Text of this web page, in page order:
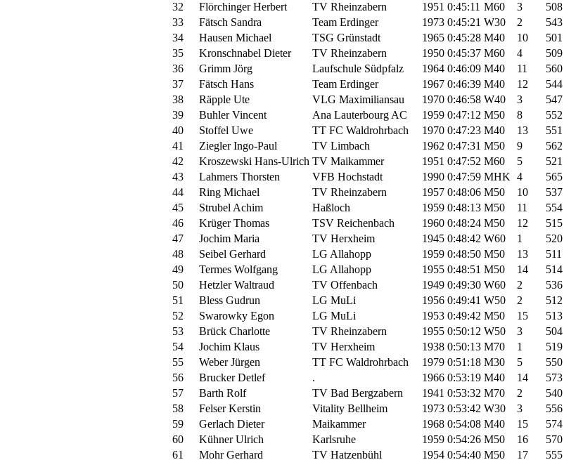
32
Flörchinger Herbert TV Rheinzabern 1951 0:45:11 M60 3
508
33
Fätsch Sandra Team Erdinger 1973 0:45:21 W30 2
543
34
Hausen Michael TSG Grünstadt 1965 0:45:28 M40 10
501
35
Kronschnabel Dieter TV Rheinzabern 1950 0:45:37 M60 4
509
36
Grimm Jörg Laufschule Südpfalz 1964 0:46:09 M40 11
560
37
Fätsch Hans Team Erdinger 1967 0:46:39 M40 12
544
38
Räpple Ute VLG Maximiliansau 1970 0:46:58 W40 3
547
39
Buhler Vincent Ana Lauterbourg AC 1959 0:47:12 M50 8
552
40
Stoffel Uwe TT FC Waldrohrbach 1970 0:47:23 M40 13
551
41
Ziegler Ingo-Paul TV Limbach 1962 0:47:31 M50 9
562
42
Kroszewski Hans-Ulrich TV Maikammer 1951 0:47:52 M60 5
521
43
Lahmers Thorsten VFB Hochstadt 1990 0:47:59 MHK 4
565
44
Ring Michael TV Rheinzabern 1957 0:48:06 M50 10
537
45
Strubel Achim Haßloch 1959 0:48:13 M50 11
554
46
Krüger Thomas TSV Reichenbach 1960 0:48:24 M50 12
515
47
Jochim Maria TV Herxheim 1945 0:48:42 W60 1
520
48
Seibel Gerhard LG Allahopp 1959 0:48:50 M50 13
511
49
Termes Wolfgang LG Allahopp 1955 0:48:51 M50 14
514
50
Hetzler Waltraud TV Offenbach 1949 0:49:30 W60 2
536
51
Bless Gudrun LG MuLi 1956 0:49:41 W50 2
512
52
Swarowky Egon LG MuLi 1953 0:49:42 M50 15
513
53
Brück Charlotte TV Rheinzabern 1955 0:50:12 W50 3
504
54
Jochim Klaus TV Herxheim 1938 0:50:13 M70 1
519
55
Weber Jürgen TT FC Waldrohrbach 1979 0:51:18 M30 5
550
56
Brucker Detlef . 1966 0:53:19 M40 14
573
57
Barth Rolf TV Bad Bergzabern 1941 0:53:32 M70 2
540
58
Felser Kerstin Vitality Bellheim 1973 0:53:42 W30 3
556
59
Gerlach Dieter Maikammer 1968 0:54:08 M40 15
574
60
Kühner Ulrich Karlsruhe 1959 0:54:26 M50 16
570
61
Mohr Gerhard TV Hatzenbühl 1954 0:54:40 M50 17 555